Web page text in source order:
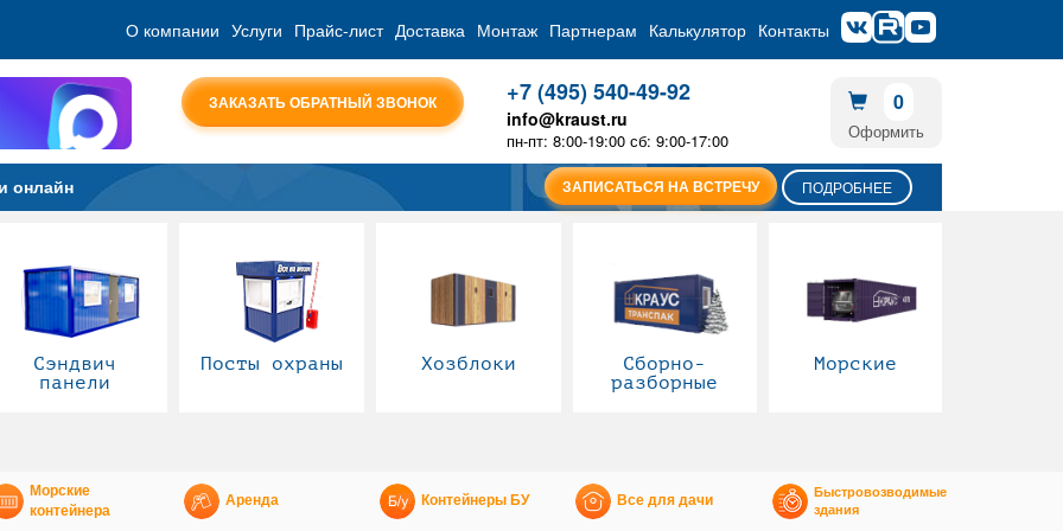
О компании Услуги Прайс-лист Доставка Монтаж Партнерам Калькулятор Контакты
ЗАКАЗАТЬ ОБРАТНЫЙ ЗВОНОК +7 (495) 540-49-92
info@kraust.ru
пн-пт: 8:00-19:00 сб: 9:00-17:00
0
Оформить
онлайн ЗАПИСАТЬСЯ НА ВСТРЕЧУ ПОДРОБНЕЕ
Сэндвич
панели
Посты охраны Хозблоки
Сборно-
разборные
Морские
Морские
контейнера
Аренда Контейнеры БУ Все для дачи
Быстровозводимые
здания